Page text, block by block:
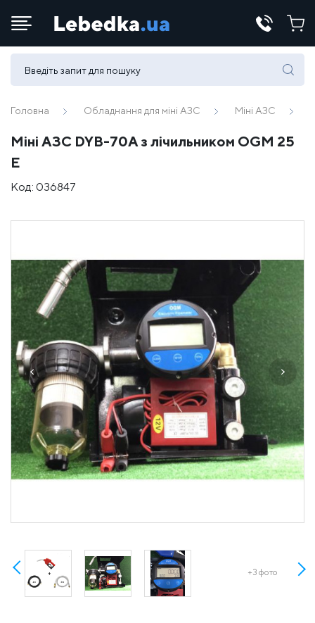
Телефони:
(067) 430 82-15
Головна Обладнання для міні АЗС Міні АЗС
Міні АЗС DYB-70A з лічильником OGM 25
E
Код: 036847
+3 фото